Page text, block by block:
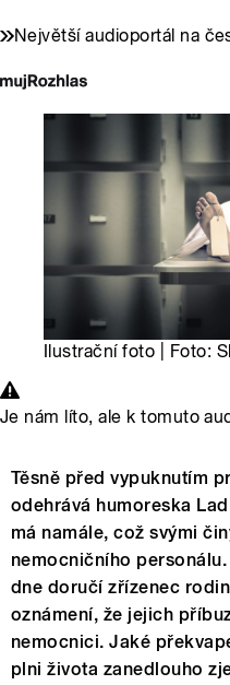
Největší audioportál na
Ilustrační foto | Foto:
Je nám líto, ale k tomuto
Těsně před vypuknutím
odehrává humoreska
má namále, což svými
nemocničního
dne doručí zřízenec
oznámení, že jejich
nemocnici. Jaké
plni života zanedlouho